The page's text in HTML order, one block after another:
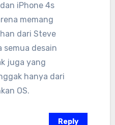
iPhone 4s
memang
dari Steve
semua desain
juga yang
hanya dari
OS.
Reply